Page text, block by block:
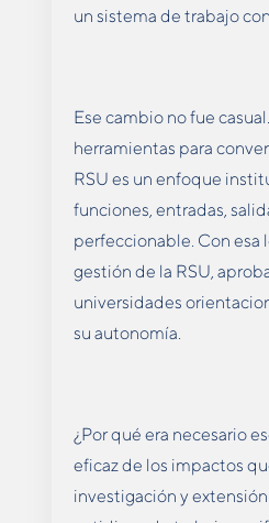
un sistema de trabajo
Ese cambio no fue
herramientas para
RSU es un enfoque
funciones, entradas,
perfeccionable. Con esa
gestión de la RSU,
universidades
su autonomía.
¿Por qué era necesario
eficaz de los impactos
investigación y